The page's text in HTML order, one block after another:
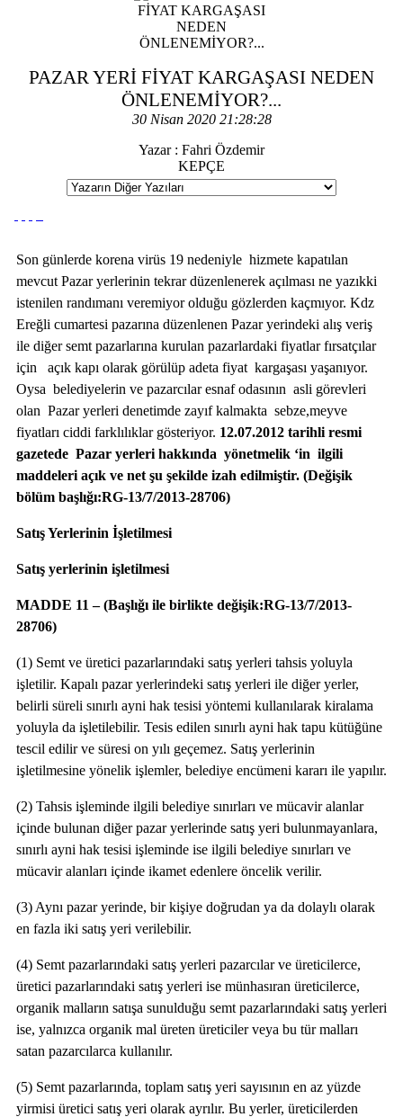
PAZAR YERİ FİYAT KARGAŞASI NEDEN
ÖNLENEMİYOR?...
30 Nisan 2020 21:28:28
Yazar : Fahri Özdemir
KEPÇE
Son günlerde korena virüs 19 nedeniyle hizmete kapatılan
mevcut Pazar yerlerinin tekrar düzenlenerek açılması ne yazıkki
istenilen randımanı veremiyor olduğu gözlerden kaçmıyor. Kdz
Ereğli cumartesi pazarına düzenlenen Pazar yerindeki alış veriş
ile diğer semt pazarlarına kurulan pazarlardaki fiyatlar fırsatçılar
için açık kapı olarak görülüp adeta fiyat kargaşası yaşanıyor.
Oysa belediyelerin ve pazarcılar esnaf odasının asli görevleri
olan Pazar yerleri denetimde zayıf kalmakta sebze,meyve
fiyatları ciddi farklılıklar gösteriyor. 12.07.2012 tarihli resmi
gazetede Pazar yerleri hakkında yönetmelik ‘in ilgili
maddeleri açık ve net şu şekilde izah edilmiştir. (Değişik
bölüm başlığı:RG-13/7/2013-28706)
Satış Yerlerinin İşletilmesi
Satış yerlerinin işletilmesi
MADDE 11 – (Başlığı ile birlikte değişik:RG-13/7/2013-
28706)
(1) Semt ve üretici pazarlarındaki satış yerleri tahsis yoluyla
işletilir. Kapalı pazar yerlerindeki satış yerleri ile diğer yerler,
belirli süreli sınırlı ayni hak tesisi yöntemi kullanılarak kiralama
yoluyla da işletilebilir. Tesis edilen sınırlı ayni hak tapu kütüğüne
tescil edilir ve süresi on yılı geçemez. Satış yerlerinin
işletilmesine yönelik işlemler, belediye encümeni kararı ile yapılır.
(2) Tahsis işleminde ilgili belediye sınırları ve mücavir alanlar
içinde bulunan diğer pazar yerlerinde satış yeri bulunmayanlara,
sınırlı ayni hak tesisi işleminde ise ilgili belediye sınırları ve
mücavir alanları içinde ikamet edenlere öncelik verilir.
(3) Aynı pazar yerinde, bir kişiye doğrudan ya da dolaylı olarak
en fazla iki satış yeri verilebilir.
(4) Semt pazarlarındaki satış yerleri pazarcılar ve üreticilerce,
üretici pazarlarındaki satış yerleri ise münhasıran üreticilerce,
organik malların satışa sunulduğu semt pazarlarındaki satış yerleri
ise, yalnızca organik mal üreten üreticiler veya bu tür malları
satan pazarcılarca kullanılır.
(5) Semt pazarlarında, toplam satış yeri sayısının en az yüzde
yirmisi üretici satış yeri olarak ayrılır. Bu yerler, üreticilerden